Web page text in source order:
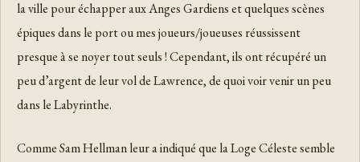
la ville pour échapper aux Anges Gardiens et quelques scènes
épiques dans le port ou mes joueurs/joueuses réussissent
presque à se noyer tout seuls ! Cependant, ils ont récupéré un
peu d’argent de leur vol de Lawrence, de quoi voir venir un peu
dans le Labyrinthe.
Comme Sam Hellman leur a indiqué que la Loge Céleste semble